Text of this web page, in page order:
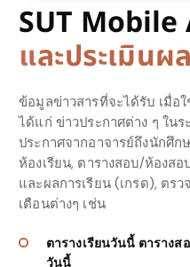
SUT
กบงานทะเบย
ข้อมูลข่าวสารที่จะได้รับ เมื่อ
ได้แก่ ข่าวประกาศต่าง ๆ ใน
ประกาศจากอาจารย์ถึงนักศึก
ห้องเรียน, ตารางสอบ/ห้องส
และผลการเรียน (เกรด), ตร
เตือนต่างๆ เช่น
ตารางเรียนวันนี้ ตารางส
วันนี้